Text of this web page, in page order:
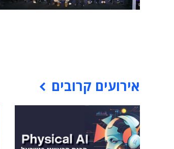
אירועים קרובים